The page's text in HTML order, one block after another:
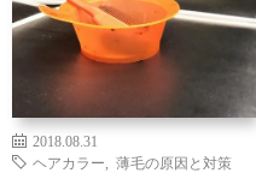
2018.08.31
ヘアカラー
薄毛の原因と対策